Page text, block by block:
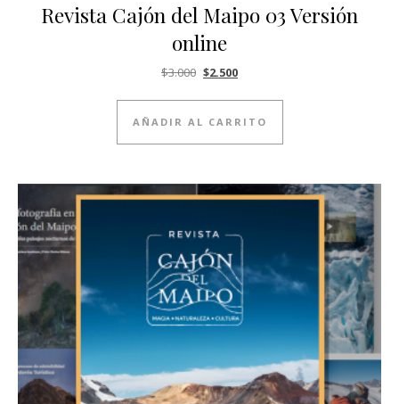
Revista Cajón del Maipo 03 Versión
online
$3.000 El precio original era: $3.000.
$2.500El precio actual es: $2.500.
AÑADIR AL CARRITO